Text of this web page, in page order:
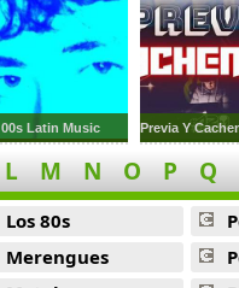
00s Latin Music
L M N O P Q
Los 80s
Merengues